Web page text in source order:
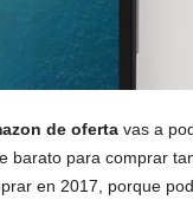
de ofertavas a
barato para comprar
en 2017, porque